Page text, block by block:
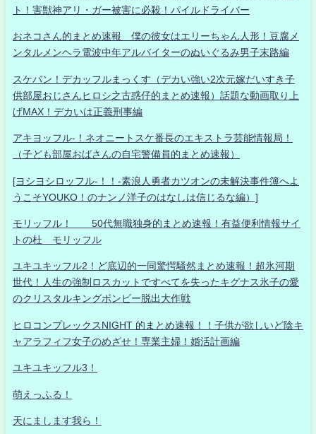
ト！害獣神アリ・ガー被害に必殺！パイルドライバー
おネコさん的まとめ速報 僕の彼女はエリーちゃん人形！豆腐メ
ンタルメンヘラ電波中年アルバイターのぬいぐるみ男子末路編
スケバン！デカッフルまっくす（デカい強い2次元嫁だいすき子
供部屋おじさんヒロシ之古惑仔的まとめ速報）話題な動画取り上
げMAX！デカいは正義刑事編
アキヨッフル-！ネオニートスケ番長のエキストラ芸能情報局！
（子ども部屋おばさんの自宅警備員的まとめ速報）
[ヨシヨシロッフル-！！-素浪人勇者カツオンの未解決事件簿へよ
うこそYOUKO！のナンノ洋子のはなしは信じるな編）]
モリッフル！ 50代無職独身的まとめ速報！有益便利情報サイ
トの杜 モリッフル
ユキユキッフル2！ど底辺的一同驚愕騒然まとめ速報！超氷河期
世代！人生の強制ロスカットですべてを失ったキグナス氷子の愛
のクリスタルキングボンビー脱出大作戦
ヒロコンプレックスNIGHT 的まとめ速報！！子供が欲しいど陰キ
ャアラフィフ女子のめざせ！専業主婦！婚活計画編
ユキユキッフル3！
萌えっふる！
天にまします我ら！